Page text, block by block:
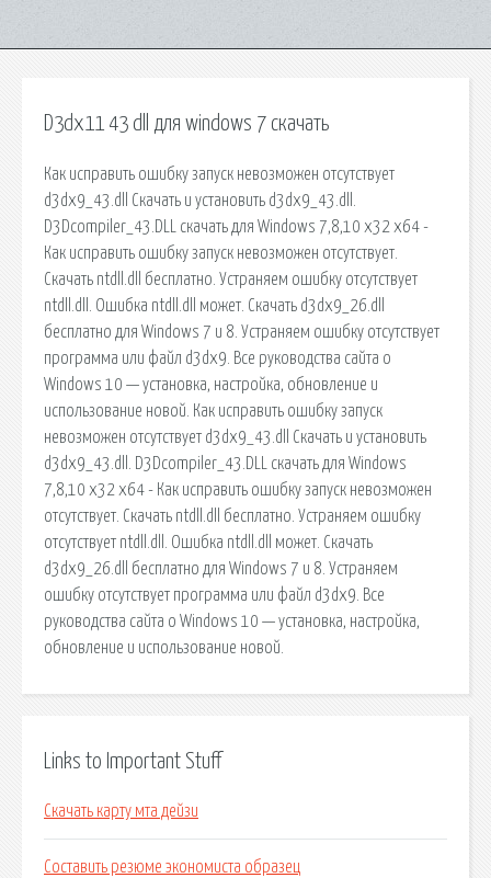
D3dx11 43 dll для windows 7 скачать
Как исправить ошибку запуск невозможен отсутствует
d3dx9_43.dll Скачать и установить d3dx9_43.dll.
D3Dcompiler_43.DLL скачать для Windows 7,8,10 x32 x64 -
Как исправить ошибку запуск невозможен отсутствует.
Скачать ntdll.dll бесплатно. Устраняем ошибку отсутствует
ntdll.dll. Ошибка ntdll.dll может. Скачать d3dx9_26.dll
бесплатно для Windows 7 и 8. Устраняем ошибку отсутствует
программа или файл d3dx9. Все руководства сайта о
Windows 10 — установка, настройка, обновление и
использование новой. Как исправить ошибку запуск
невозможен отсутствует d3dx9_43.dll Скачать и установить
d3dx9_43.dll. D3Dcompiler_43.DLL скачать для Windows
7,8,10 x32 x64 - Как исправить ошибку запуск невозможен
отсутствует. Скачать ntdll.dll бесплатно. Устраняем ошибку
отсутствует ntdll.dll. Ошибка ntdll.dll может. Скачать
d3dx9_26.dll бесплатно для Windows 7 и 8. Устраняем
ошибку отсутствует программа или файл d3dx9. Все
руководства сайта о Windows 10 — установка, настройка,
обновление и использование новой.
Links to Important Stuff
Скачать карту мта дейзи
Составить резюме экономиста образец